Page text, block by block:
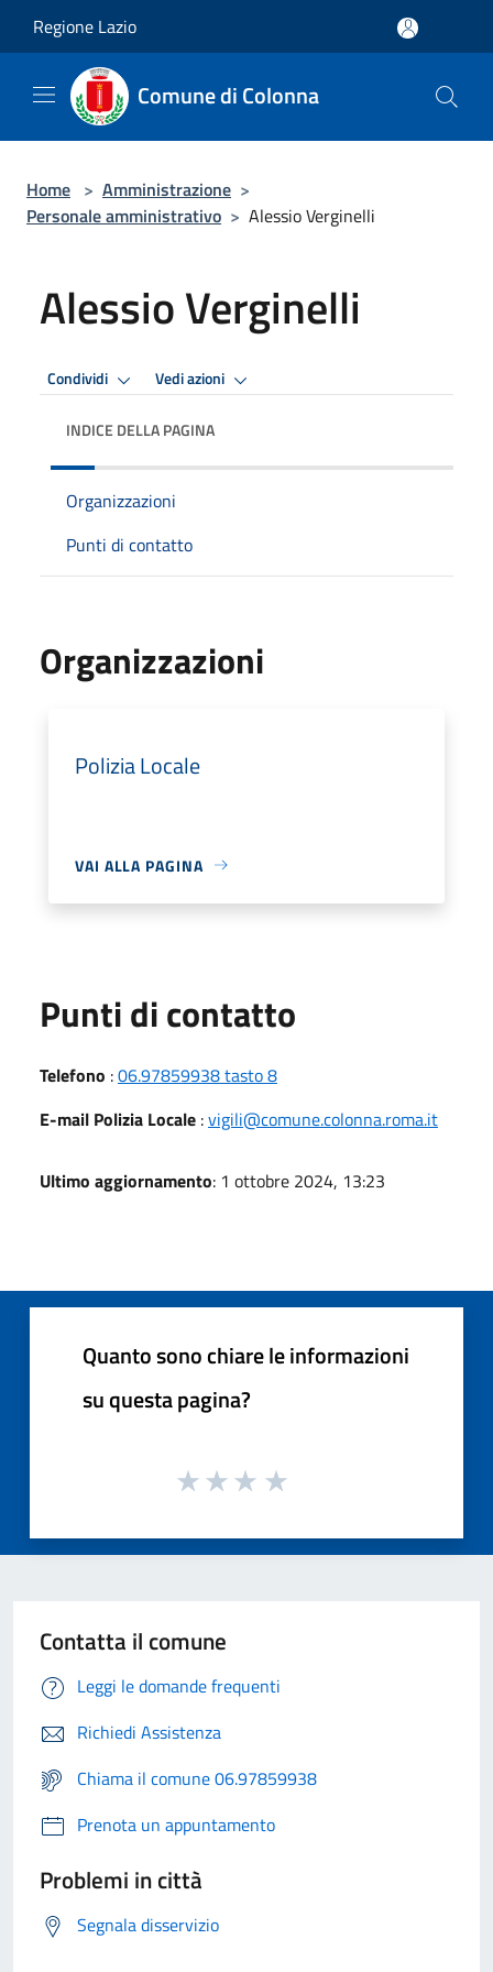
Regione Lazio
Comune di Colonna
Home > Amministrazione >
Personale amministrativo > Alessio Verginelli
Alessio Verginelli
Condividi Vedi azioni
INDICE DELLA PAGINA
Organizzazioni
Punti di contatto
Organizzazioni
Polizia Locale
VAI ALLA PAGINA
Punti di contatto
Telefono :06.97859938 tasto 8
E-mail Polizia Locale :vigili@comune.colonna.roma.it
Ultimo aggiornamento: 1 ottobre 2024, 13:23
Quanto sono chiare le informazioni
su questa pagina?
Contatta il comune
Leggi le domande frequenti
Richiedi Assistenza
Chiama il comune 06.97859938
Prenota un appuntamento
Problemi in città
Segnala disservizio